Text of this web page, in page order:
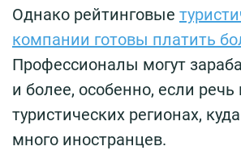
Однако рейтинговые
компании готовы платить
Профессионалы могут
и более, особенно, если речь
туристических регионах,
много иностранцев.